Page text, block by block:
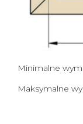
Minimalne
Maksymalne